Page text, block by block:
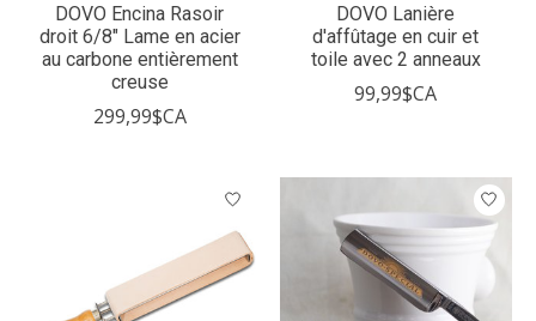
DOVO Encina Rasoir
droit 6/8" Lame en acier
au carbone entièrement
creuse
299,99$CA
DOVO Lanière
d'affûtage en cuir et
toile avec 2 anneaux
99,99$CA